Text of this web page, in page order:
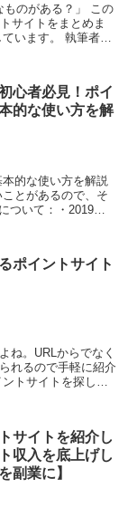
がある？」 この
サイトをまとめま
心者必見！ポイ
的な使い方を解
ポイントサイト
ね。URLからでなく
れるので手軽に紹介
サイトを紹介し
収入を底上げし
副業に】